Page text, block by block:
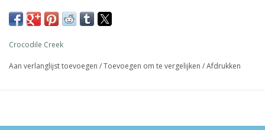
Crocodile Creek
Aan verlanglijst toevoegen /Toevoegen om te vergelijken /Afdrukken